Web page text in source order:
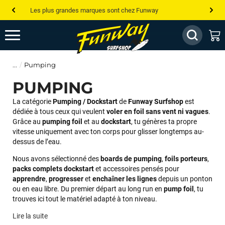
Les plus grandes marques sont chez Funway
Jusqu’à -75% de remise sur le windsurf, wingfoil, etc...
💰 Meilleur prix garanti — Moins cher ailleurs ? On s’aligne !
Besoin de conseils de pro ? Appelle nous !
Pumping
PUMPING
La catégoriePumping / DockstartdeFunway Surfshopest
dédiée à tous ceux qui veulent voler en foil sans vent ni vagues.
Grâce au pumping foil et au dockstart, tu génères ta propre
vitesse uniquement avec ton corps pour glisser longtemps au-
dessus de l’eau.
Nous avons sélectionné des boards de pumping, foils porteurs,
packs complets dockstartet accessoires pensés pour
apprendre, progresseret enchaîner les lignesdepuis un ponton
ou en eau libre. Du premier départ au long run en pump foil , tu
trouves ici tout le matériel adapté à ton niveau.
Lire la suite